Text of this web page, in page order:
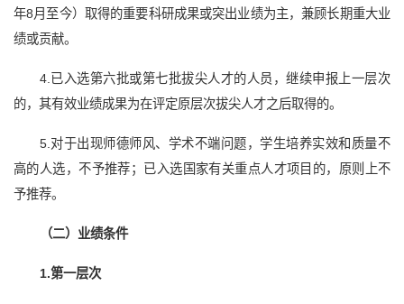
年8月至今）取得的重要科研成果或突出业绩为主，兼顾长期重大业
绩或贡献。
4.已入选第六批或第七批拔尖人才的人员，继续申报上一层次
的，其有效业绩成果为在评定原层次拔尖人才之后取得的。
5.对于出现师德师风、学术不端问题，学生培养实效和质量不
高的人选，不予推荐；已入选国家有关重点人才项目的，原则上不
予推荐。
（二）业绩条件
1.第一层次